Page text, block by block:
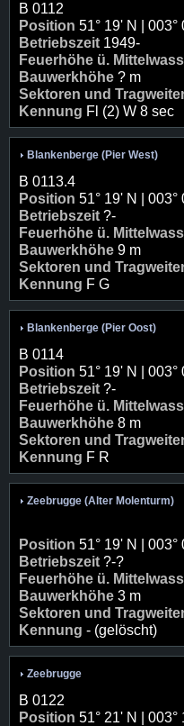
B 0112
Position 51° 19' N | 003°
Betriebszeit 1949-
Feuerhöhe ü.
Bauwerkhöhe ? m
Sektoren und
Kennung Fl (2) W 8 sec
Blankenberge (Pier West)
B 0113.4
Position 51° 19' N | 003°
Betriebszeit ?-
Feuerhöhe ü.
Bauwerkhöhe 9 m
Sektoren und
Kennung F G
Blankenberge (Pier Oost)
B 0114
Position 51° 19' N | 003°
Betriebszeit ?-
Feuerhöhe ü.
Bauwerkhöhe 8 m
Sektoren und
Kennung F R
Zeebrugge (Alter Molenturm)
Position 51° 19' N | 003°
Betriebszeit ?-?
Feuerhöhe ü.
Bauwerkhöhe 3 m
Sektoren und
Kennung - (gelöscht)
Zeebrugge
B 0122
Position 51° 21' N | 003°